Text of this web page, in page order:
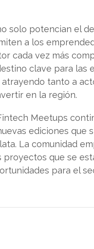
solo potencian el
a los
cada vez más
clave para las
tanto a
en la región.
Meetups
ediciones que
La comunidad
que se
para el